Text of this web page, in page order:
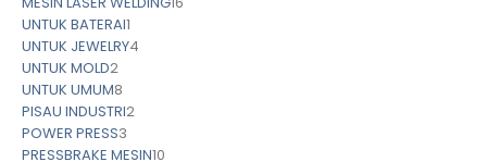
UNTUK BATERAI1
UNTUK JEWELRY4
UNTUK MOLD2
UNTUK UMUM8
PISAU INDUSTRI2
POWER PRESS3
PRESSBRAKE MESIN10